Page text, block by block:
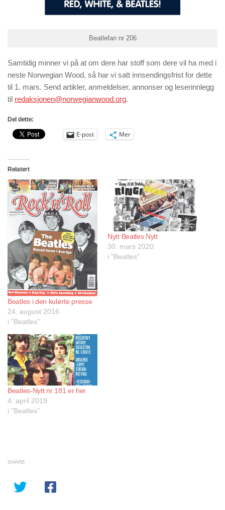
Beatlefan nr 206
Samtidig minner vi på at om dere har stoff som dere vil ha med i
neste Norwegian Wood, så har vi satt innsendingsfrist for dette
til 1. mars. Send artikler, anmeldelser, annonser og leserinnlegg
til redaksjonen@norwegianwood.org.
Del dette:
E-post Mer
Relatert
Beatles i den kulørte presse
24. august 2016
i "Beatles"
Nytt Beatles Nytt
30. mars 2020
i "Beatles"
Beatles-Nytt nr 181 er her
4. april 2019
i "Beatles"
SHARE